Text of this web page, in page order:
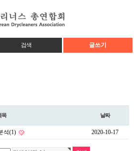
검색 글쓰기
목 날짜
석(1) 2020-10-17